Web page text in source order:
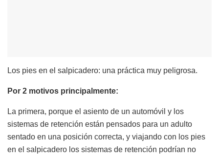
Los pies en el salpicadero: una práctica muy peligrosa.
Por 2 motivos principalmente:
La primera, porque el asiento de un automóvil y los
sistemas de retención están pensados para un adulto
sentado en una posición correcta, y viajando con los pies
en el salpicadero los sistemas de retención podrían no